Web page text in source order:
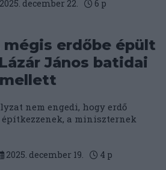
2025. december 22. 6 p
erdőbe épült
János batidai
mellett
nem engedi, hogy erdő
a miniszternek
2025. december 19. 4 p